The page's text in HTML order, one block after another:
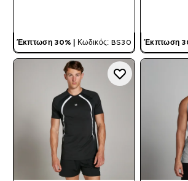
Έκπτωση 30% | Κωδικός: BS30 Έκπτωση